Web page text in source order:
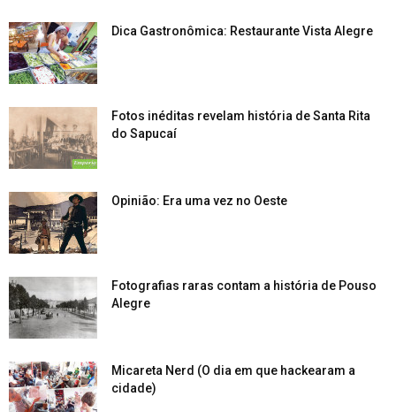
Dica Gastronômica: Restaurante Vista Alegre
Fotos inéditas revelam história de Santa Rita
do Sapucaí
Opinião: Era uma vez no Oeste
Fotografias raras contam a história de Pouso
Alegre
Micareta Nerd (O dia em que hackearam a
cidade)